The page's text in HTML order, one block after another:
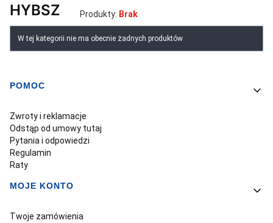
HYBSZ Produkty: Brak
Lista produktów
W tej kategorii nie ma obecnie żadnych produktów
Linki w stopce
POMOC
Zwroty i reklamacje
Odstąp od umowy tutaj
Pytania i odpowiedzi
Regulamin
Raty
MOJE KONTO
Twoje zamówienia